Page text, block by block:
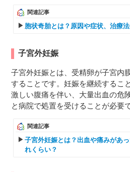
関連記事
胞状奇胎とは？原因や症状、治療
子宮外妊娠
子宮外妊娠とは、受精卵が子宮内
することです。妊娠を継続するこ
激しい腹痛を伴い、大量出血の危
と病院で処置を受けることが必要
関連記事
子宮外妊娠とは？出血や痛みがあ
れくらい？